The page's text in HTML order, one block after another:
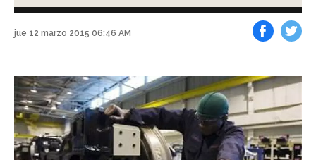
jue 12 marzo 2015 06:46 AM